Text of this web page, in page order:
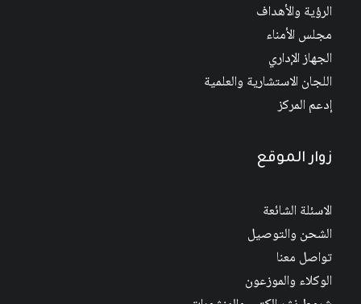
الرؤية والأهداف
مجلس الأمناء
الجهاز الإداري
اللجان الاستشارية والعلمية
إدعم المركز
زوار الموقع
الاسئلة الشائعة
الشحن والتوصيل
تواصل معنا
الوكلاء والموزعون